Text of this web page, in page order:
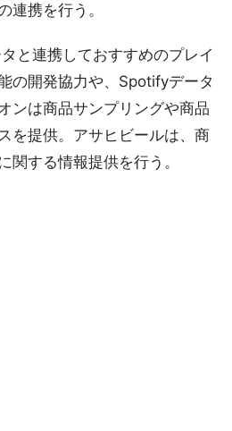
連携を行う。
と連携しておすすめのプレイ
の開発協力や、Spotifyデータ
ンは商品サンプリングや商品
を提供。アサヒビールは、商
関する情報提供を行う。